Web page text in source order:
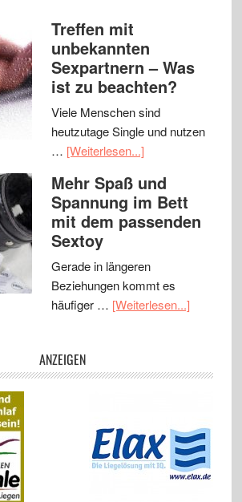
Treffen mit
unbekannten
Sexpartnern – Was
ist zu beachten?
Viele Menschen sind
heutzutage Single und nutzen
… [Weiterlesen...]
Mehr Spaß und
Spannung im Bett
mit dem passenden
Sextoy
Gerade in längeren
Beziehungen kommt es
häufiger … [Weiterlesen...]
ANZEIGEN